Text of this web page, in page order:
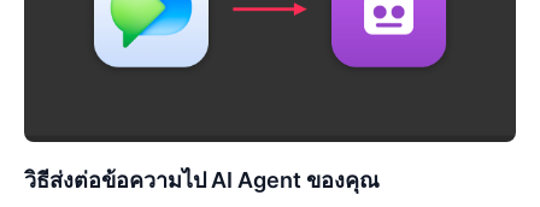
วิธีส่งต่อข้อความไป AI Agent ของคุณ